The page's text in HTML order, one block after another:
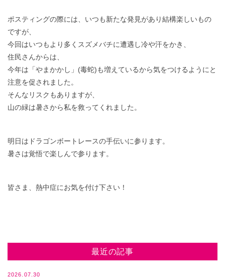
ポスティングの際には、いつも新たな発見があり結構楽しいもの
ですが、
今回はいつもより多くスズメバチに遭遇し冷や汗をかき、
住民さんからは、
今年は「やまかかし」(毒蛇)も増えているから気をつけるようにと
注意を促されました。
そんなリスクもありますが、
山の緑は暑さから私を救ってくれました。
明日はドラゴンボートレースの手伝いに参ります。
暑さは覚悟で楽しんで参ります。
皆さま、熱中症にお気を付け下さい！
最近の記事
2026.07.30